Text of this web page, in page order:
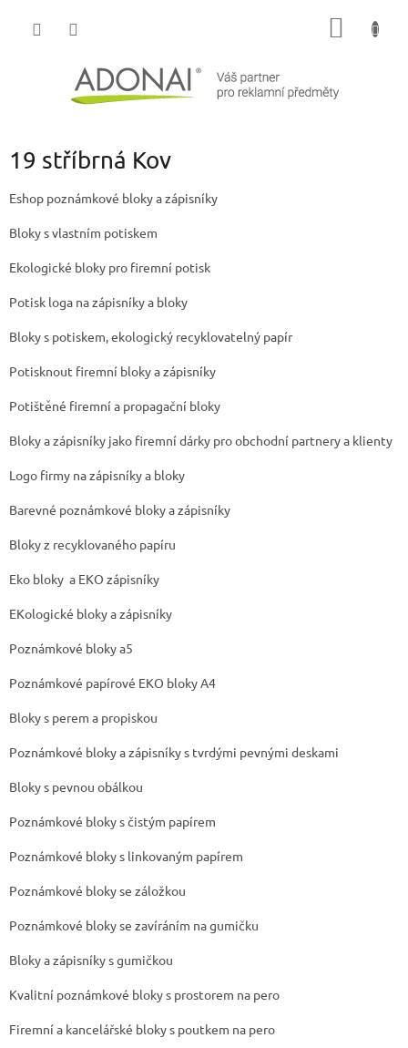
19 stříbrná Kov
Eshop poznámkové bloky a zápisníky
Bloky s vlastním potiskem
Ekologické bloky pro firemní potisk
Potisk loga na zápisníky a bloky
Bloky s potiskem, ekologický recyklovatelný papír
Potisknout firemní bloky a zápisníky
Potištěné firemní a propagační bloky
Bloky a zápisníky jako firemní dárky pro obchodní partnery a klienty
Logo firmy na zápisníky a bloky
Barevné poznámkové bloky a zápisníky
Bloky z recyklovaného papíru
Eko bloky a EKO zápisníky
EKologické bloky a zápisníky
Poznámkové bloky a5
Poznámkové papírové EKO bloky A4
Bloky s perem a propiskou
Poznámkové bloky a zápisníky s tvrdými pevnými deskami
Bloky s pevnou obálkou
Poznámkové bloky s čistým papírem
Poznámkové bloky s linkovaným papírem
Poznámkové bloky se záložkou
Poznámkové bloky se zavíráním na gumičku
Bloky a zápisníky s gumičkou
Kvalitní poznámkové bloky s prostorem na pero
Firemní a kancelářské bloky s poutkem na pero